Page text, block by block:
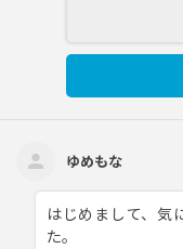
ゆめもな
はじめまして、気
た。